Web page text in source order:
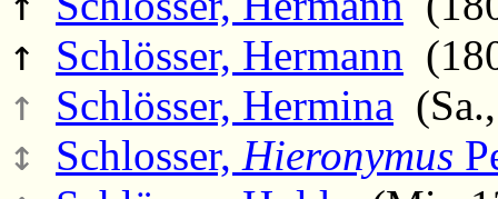
↑ Schlösser, Hermann
↑ Schlösser, Hermina
↕ Schlosser, Hieronymus